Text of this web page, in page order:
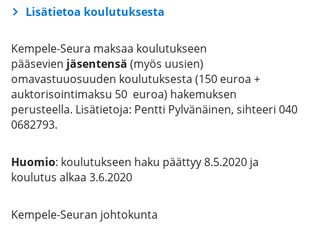
Lisätietoa koulutuksesta
Kempele-Seura maksaa koulutukseen
pääsevien jäsentensä (myös uusien)
omavastuuosuuden koulutuksesta (150 euroa +
auktorisointimaksu 50 euroa) hakemuksen
perusteella. Lisätietoja: Pentti Pylvänäinen, sihteeri 040
0682793.
Huomio: koulutukseen haku päättyy 8.5.2020 ja
koulutus alkaa 3.6.2020
Kempele-Seuran johtokunta